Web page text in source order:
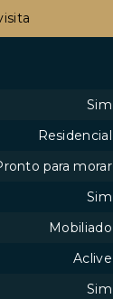
Sim
Residencial
para morar
Sim
Mobiliado
Aclive
Sim